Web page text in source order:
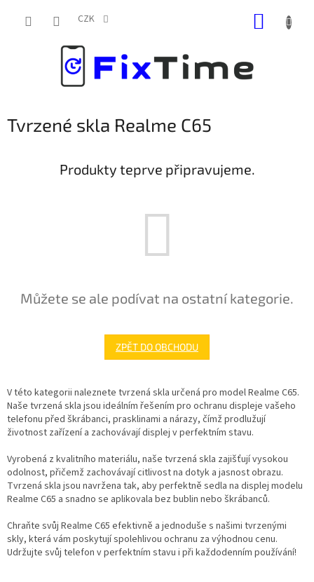
CZK
Tvrzené skla Realme C65
Produkty teprve připravujeme.
Můžete se ale podívat na ostatní kategorie.
ZPĚT DO OBCHODU
V této kategorii naleznete tvrzená skla určená pro model Realme C65.
Naše tvrzená skla jsou ideálním řešením pro ochranu displeje vašeho
telefonu před škrábanci, prasklinami a nárazy, čímž prodlužují
životnost zařízení a zachovávají displej v perfektním stavu.
Vyrobená z kvalitního materiálu, naše tvrzená skla zajišťují vysokou
odolnost, přičemž zachovávají citlivost na dotyk a jasnost obrazu.
Tvrzená skla jsou navržena tak, aby perfektně sedla na displej modelu
Realme C65 a snadno se aplikovala bez bublin nebo škrábanců.
Chraňte svůj Realme C65 efektivně a jednoduše s našimi tvrzenými
skly, která vám poskytují spolehlivou ochranu za výhodnou cenu.
Udržujte svůj telefon v perfektním stavu i při každodenním používání!